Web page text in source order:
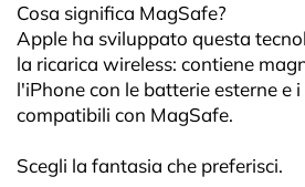
Cosa significa MagSafe?
Apple ha sviluppato questa
la ricarica wireless: contiene
l'iPhone con le batterie esterne e
compatibili con MagSafe.
Scegli la fantasia che preferisci.